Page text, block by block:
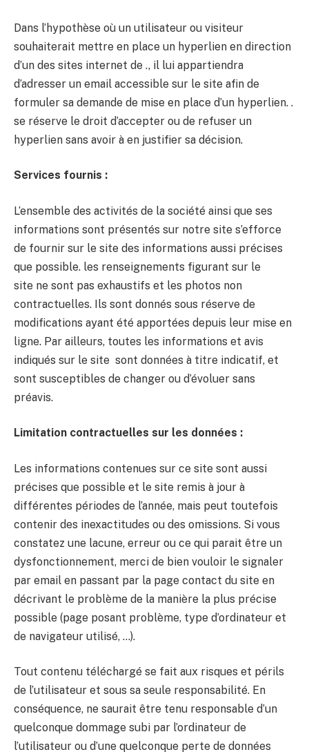
Dans l’hypothèse où un utilisateur ou visiteur
souhaiterait mettre en place un hyperlien en direction
d’un des sites internet de ., il lui appartiendra
d’adresser un email accessible sur le site afin de
formuler sa demande de mise en place d’un hyperlien. .
se réserve le droit d’accepter ou de refuser un
hyperlien sans avoir à en justifier sa décision.
Services fournis :
L’ensemble des activités de la société ainsi que ses
informations sont présentés sur notre site s’efforce
de fournir sur le site des informations aussi précises
que possible. les renseignements figurant sur le
site ne sont pas exhaustifs et les photos non
contractuelles. Ils sont donnés sous réserve de
modifications ayant été apportées depuis leur mise en
ligne. Par ailleurs, toutes les informations et avis
indiqués sur le site sont données à titre indicatif, et
sont susceptibles de changer ou d’évoluer sans
préavis.
Limitation contractuelles sur les données :
Les informations contenues sur ce site sont aussi
précises que possible et le site remis à jour à
différentes périodes de l’année, mais peut toutefois
contenir des inexactitudes ou des omissions. Si vous
constatez une lacune, erreur ou ce qui parait être un
dysfonctionnement, merci de bien vouloir le signaler
par email en passant par la page contact du site en
décrivant le problème de la manière la plus précise
possible (page posant problème, type d’ordinateur et
de navigateur utilisé, …).
Tout contenu téléchargé se fait aux risques et périls
de l’utilisateur et sous sa seule responsabilité. En
conséquence, ne saurait être tenu responsable d’un
quelconque dommage subi par l’ordinateur de
l’utilisateur ou d’une quelconque perte de données